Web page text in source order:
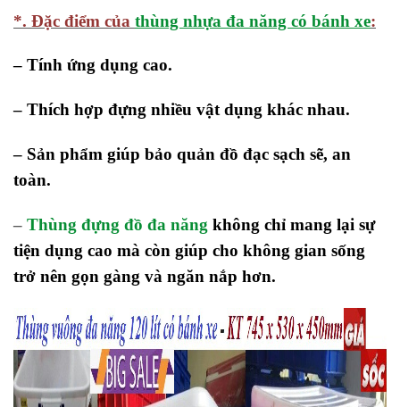
*. Đặc điểm của thùng nhựa đa năng có bánh xe:
– Tính ứng dụng cao.
– Thích hợp đựng nhiều vật dụng khác nhau.
– Sản phẩm giúp bảo quản đồ đạc sạch sẽ, an
toàn.
– Thùng đựng đồ đa năng không chỉ mang lại sự
tiện dụng cao mà còn giúp cho không gian sống
trở nên gọn gàng và ngăn nắp hơn.